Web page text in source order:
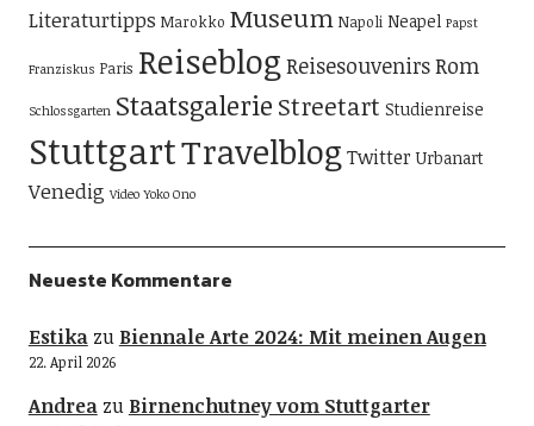
Literaturtipps Marokko Museum Napoli Neapel Papst
Franziskus Paris Reiseblog ReisesouvenirsRom
Schlossgarten Staatsgalerie Streetart Studienreise
StuttgartTravelblog Twitter Urbanart
Venedig Video Yoko Ono
Neueste Kommentare
Estikazu Biennale Arte 2024: Mit meinen Augen
22. April 2026
Andreazu Birnenchutney vom Stuttgarter